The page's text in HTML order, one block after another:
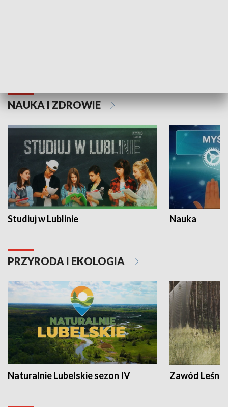
NAUKA I ZDROWIE
Studiuj w Lublinie Nauka
PRZYRODA I EKOLOGIA
Naturalnie Lubelskie sezon IV Zawód Leśnik